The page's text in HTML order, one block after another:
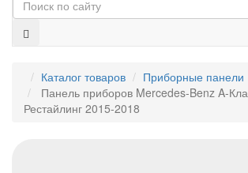
Каталог товаров
Приборные панели
Панель приборов Mercedes-Benz A-
Рестайлинг 2015-2018